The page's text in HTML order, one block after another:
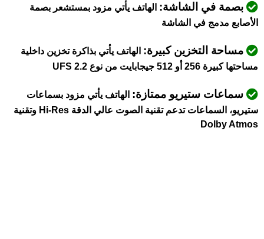
بصمة في الشاشة: الهاتف يأتي مزود بمستشعر بصمة
الأصابع مدمج في الشاشة
مساحة التخزين كبيرة: الهاتف يأتي بذاكرة تخزين داخلية
مساحتها كبيرة 256 أو 512 جيجابايت من نوع UFS 2.2
سماعات ستيريو ممتازة: الهاتف يأتي مزود بسماعات
ستيريو، السماعات تدعم تقنية الصوت عالي الدقة Hi-Res وتقنية
Dolby Atmos